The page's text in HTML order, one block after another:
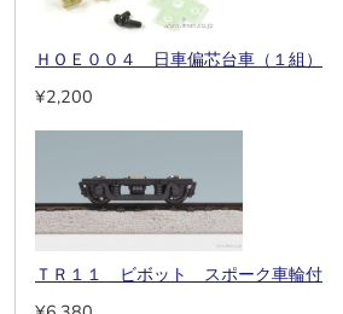
ＨＯＥ００４ 日車偏芯台車（１組）
¥2,200
ＴＲ１１ ビボット スポーク車輪付